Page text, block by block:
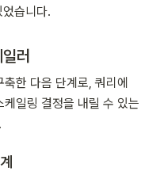
습니다.
러
한 다음 단계로, 쿼리에
일링 결정을 내릴 수 있는